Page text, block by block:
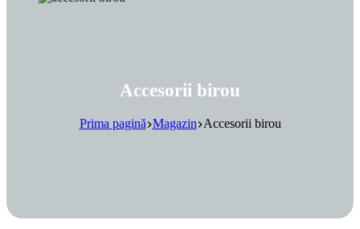
Accesorii birou
Prima pagină Magazin Accesorii birou